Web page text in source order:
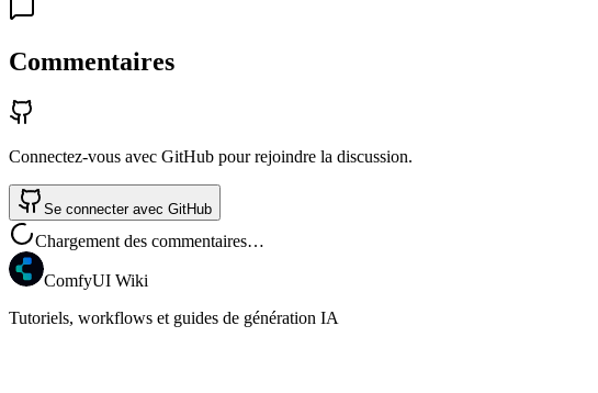
Commentaires
Connectez-vous avec GitHub pour rejoindre la discussion.
Se connecter avec GitHub
Chargement des commentaires…
ComfyUI Wiki
Tutoriels, workflows et guides de génération IA